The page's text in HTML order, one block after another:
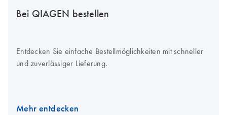
Bei QIAGEN bestellen
Entdecken Sie einfache Bestellmöglichkeiten mit schneller
und zuverlässiger Lieferung.
Mehr entdecken